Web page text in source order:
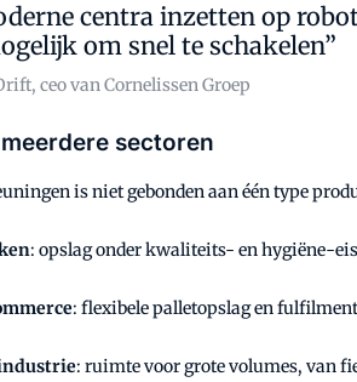
centra inzetten op
om snel te schakelen”
ceo van Cornelissen Groep
sectoren
is niet gebonden aan één type
: opslag onder kwaliteits- en hygiëne-
: flexibele palletopslag en
: ruimte voor grote volumes, van